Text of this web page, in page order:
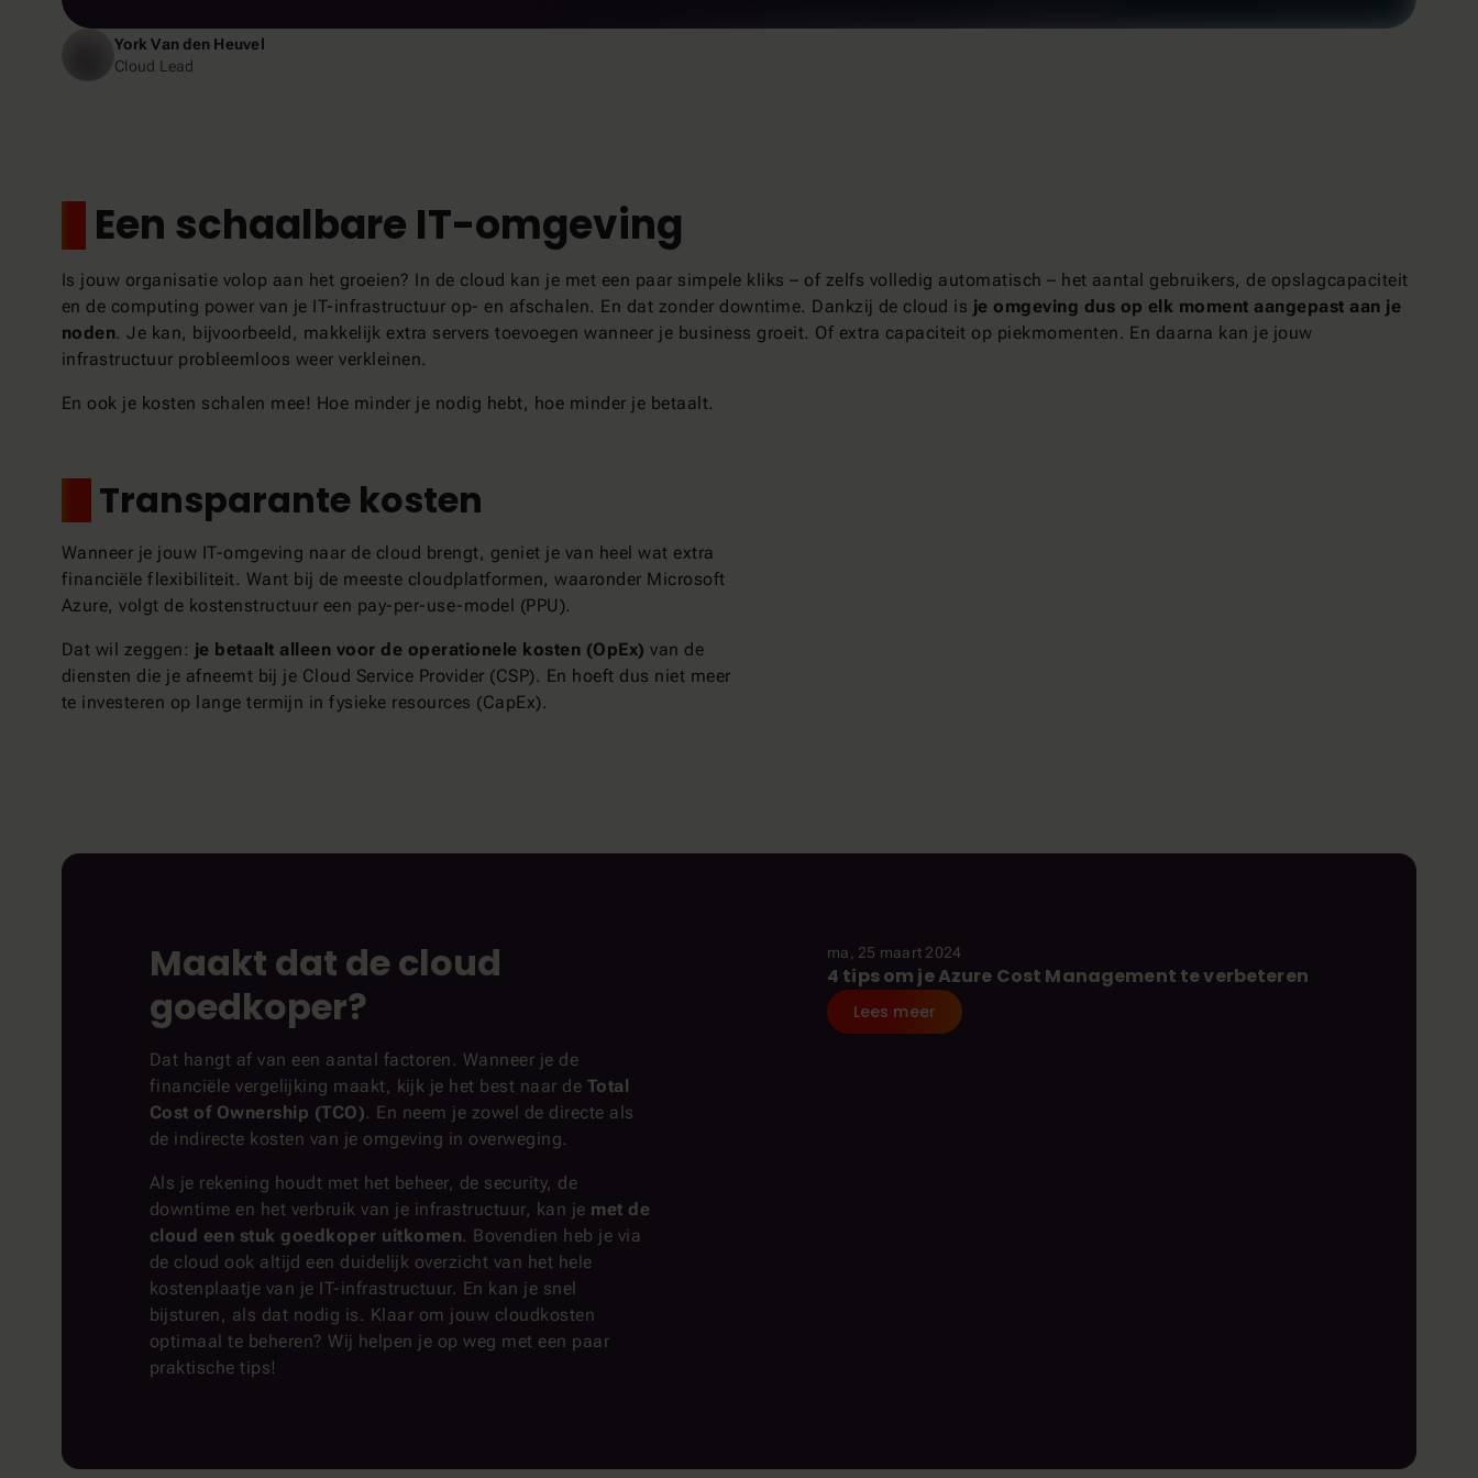
York Van den Heuvel
Cloud Lead
Een schaalbare IT-omgeving
Is jouw organisatie volop aan het groeien? In de cloud kan je met een paar simpele kliks – of zelfs volledig automatisch – het aantal gebruikers, de opslagcapaciteit
en de computing power van je IT-infrastructuur op- en afschalen. En dat zonder downtime. Dankzij de cloud is je omgeving dus op elk moment aangepast aan je
noden. Je kan, bijvoorbeeld, makkelijk extra servers toevoegen wanneer je business groeit. Of extra capaciteit op piekmomenten. En daarna kan je jouw
infrastructuur probleemloos weer verkleinen.
En ook je kosten schalen mee! Hoe minder je nodig hebt, hoe minder je betaalt.
Transparante kosten
Wanneer je jouw IT-omgeving naar de cloud brengt, geniet je van heel wat extra
financiële flexibiliteit. Want bij de meeste cloudplatformen, waaronder Microsoft
Azure, volgt de kostenstructuur een pay-per-use-model (PPU).
Dat wil zeggen: je betaalt alleen voor de operationele kosten (OpEx) van de
diensten die je afneemt bij je Cloud Service Provider (CSP). En hoeft dus niet meer
te investeren op lange termijn in fysieke resources (CapEx).
Maakt dat de cloud
goedkoper?
Dat hangt af van een aantal factoren. Wanneer je de
financiële vergelijking maakt, kijk je het best naar de Total
Cost of Ownership (TCO). En neem je zowel de directe als
de indirecte kosten van je omgeving in overweging.
Als je rekening houdt met het beheer, de security, de
downtime en het verbruik van je infrastructuur, kan je met de
cloud een stuk goedkoper uitkomen. Bovendien heb je via
de cloud ook altijd een duidelijk overzicht van het hele
kostenplaatje van je IT-infrastructuur. En kan je snel
bijsturen, als dat nodig is. Klaar om jouw cloudkosten
optimaal te beheren? Wij helpen je op weg met een paar
praktische tips!
INSIGHT
ma, 25 maart 2024
4 tips om je Azure Cost Management te verbeteren
Lees meer